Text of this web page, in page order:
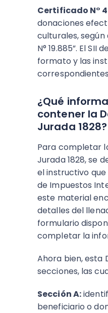
Certificado N°
donaciones
culturales,
N° 19.885”. El SII
formato y las
¿Qué
contener la
Jurada 1828?
Para completar
Jurada 1828, se
el instructivo
de Impuestos
este material
detalles del
formulario
completar la
Ahora bien, esta
secciones, las
Sección A:
beneficiario o